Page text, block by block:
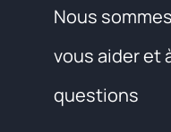
Nous
vous aider et
questions